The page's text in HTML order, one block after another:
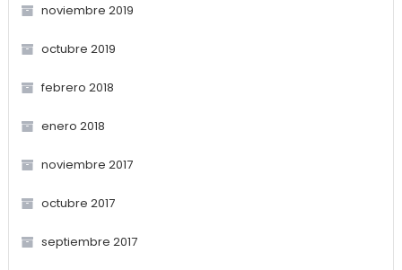
noviembre 2019
octubre 2019
febrero 2018
enero 2018
noviembre 2017
octubre 2017
septiembre 2017